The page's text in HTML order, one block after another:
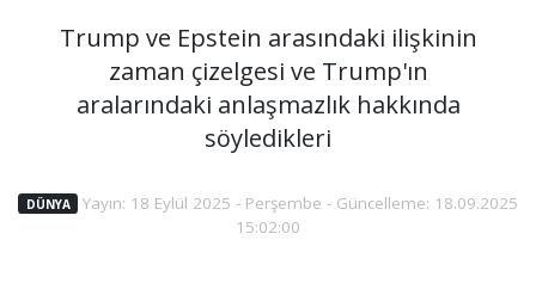
Trump ve Epstein arasındaki ilişkinin
zaman çizelgesi ve Trump'ın
aralarındaki anlaşmazlık hakkında
söyledikleri
DÜNYA
Yayın: 18 Eylül 2025 - Perşembe - Güncelleme: 18.09.2025
15:02:00